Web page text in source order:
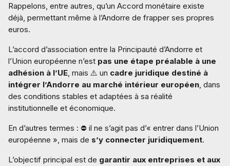
Rappelons, entre autres, qu’un Accord monétaire existe
déjà, permettant même à l’Andorre de frapper ses propres
euros.
L’accord d’association entre la Principauté d’Andorre et
l’Union européenne n’est pas une étape préalable à une
adhésion à l’UE, mais ⚠️ un cadre juridique destiné à
intégrer l’Andorre au marché intérieur européen, dans
des conditions stables et adaptées à sa réalité
institutionnelle et économique.
En d’autres termes : ⛔ il ne s’agit pas d’« entrer dans l’Union
européenne », mais de s’y connecter juridiquement.
L’objectif principal est de garantir aux entreprises et aux